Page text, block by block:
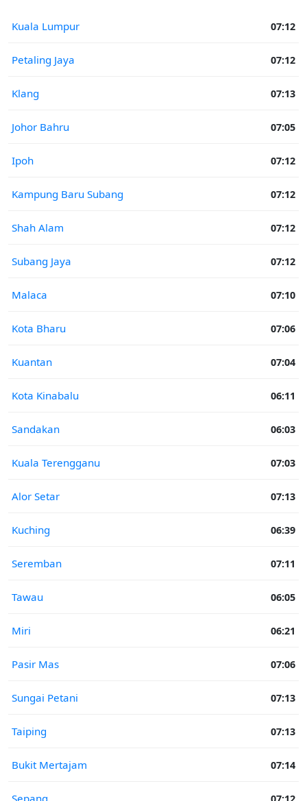
Kuala Lumpur 07:12
Petaling Jaya 07:12
Klang 07:13
Johor Bahru 07:05
Ipoh 07:12
Kampung Baru Subang 07:12
Shah Alam 07:12
Subang Jaya 07:12
Malaca 07:10
Kota Bharu 07:06
Kuantan 07:04
Kota Kinabalu 06:11
Sandakan 06:03
Kuala Terengganu 07:03
Alor Setar 07:13
Kuching 06:39
Seremban 07:11
Tawau 06:05
Miri 06:21
Pasir Mas 07:06
Sungai Petani 07:13
Taiping 07:13
Bukit Mertajam 07:14
Sepang 07:12